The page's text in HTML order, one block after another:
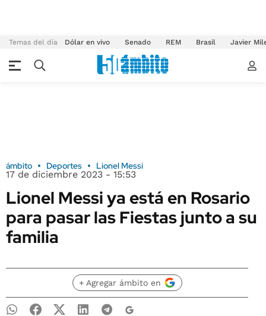
Temas del día Dólar en vivo Senado REM Brasil Javier
ámbito Deportes Lionel Messi
17 de diciembre 2023 - 15:53
Lionel Messi ya está en Rosario
para pasar las Fiestas junto a su
familia
+ Agregar ámbito en